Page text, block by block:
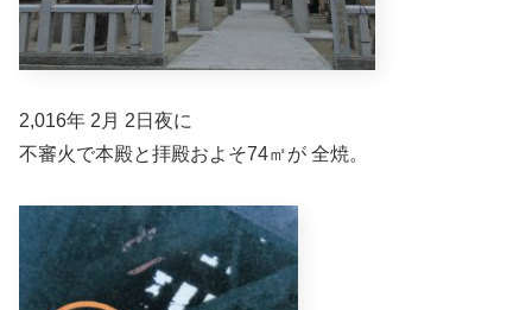
2,016年 2月 2日夜に
不審火で本殿と拝殿およそ74㎡が 全焼。